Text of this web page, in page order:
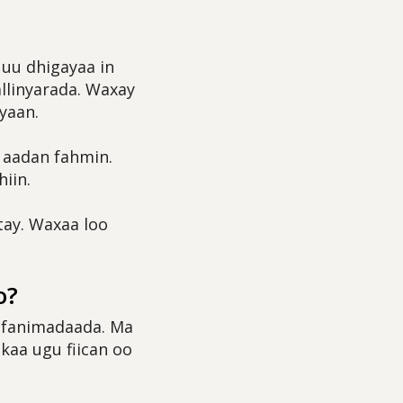
dhigayaa in
Waxay
fahmin.
Waxaa loo
Ma
ugu fiican oo